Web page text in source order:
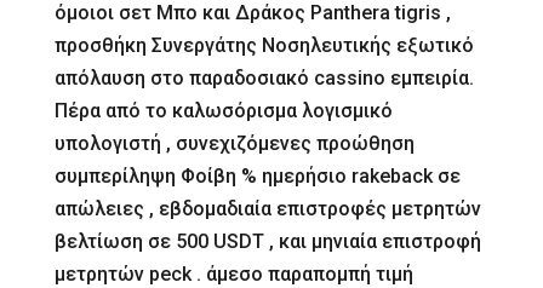
όμοιοι σετ Μπο και Δράκος Panthera tigris ,
προσθήκη Συνεργάτης Νοσηλευτικής εξωτικό
απόλαυση στο παραδοσιακό cassino εμπειρία.
Πέρα από το καλωσόρισμα λογισμικό
υπολογιστή , συνεχιζόμενες προώθηση
συμπερίληψη Φοίβη % ημερήσιο rakeback σε
απώλειες , εβδομαδιαία επιστροφές μετρητών
βελτίωση σε 500 USDT , και μηνιαία επιστροφή
μετρητών peck . άμεσο παραπομπή τιμή